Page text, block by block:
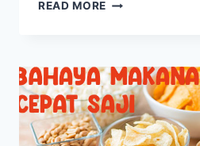
READ MORE
INDONESIA
YANG
MENDUNIA